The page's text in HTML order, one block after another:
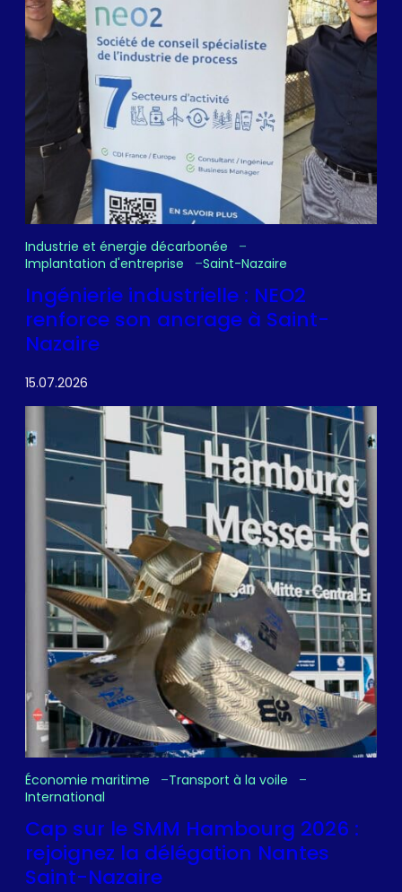
Industrie et énergie décarbonée
Implantation d'entreprise
Saint-Nazaire
Ingénierie industrielle : NEO2
renforce son ancrage à Saint-
Nazaire
15.07.2026
Économie maritime
Transport à la voile
International
Cap sur le SMM Hambourg 2026 :
rejoignez la délégation Nantes
Saint-Nazaire